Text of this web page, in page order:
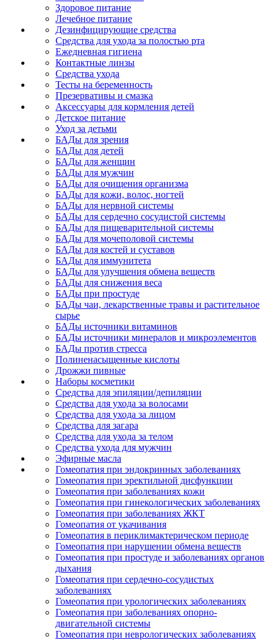
Здоровое питание
Лечебное питание
Дезинфицирующие средства
Средства для ухода за полостью рта
Ежедневная гигиена
Контактные линзы
Средства ухода
Тесты на беременность
Презервативы и смазка
Аксессуары для кормления детей
Детское питание
Уход за детьми
БАДы для зрения
БАДы для детей
БАДы для женщин
БАДы для мужчин
БАДы для очищения организма
БАДы для кожи, волос, ногтей
БАДы для нервной системы
БАДы для сердечно сосудистой системы
БАДы для пищеварительной системы
БАДы для мочеполовой системы
БАДы для костей и суставов
БАДы для иммунитета
БАДы для улучшения обмена веществ
БАДы для снижения веса
БАДы при простуде
БАДы чаи, лекарственные травы и растительное
сырье
БАДы источники витаминов
БАДы источники минералов и микроэлементов
БАДы против стресса
Полиненасыщенные кислоты
Дрожжи пивные
Наборы косметики
Средства для эпиляции/депиляции
Средства для ухода за волосами
Средства для ухода за лицом
Средства для загара
Средства для ухода за телом
Средства ухода для мужчин
Эфирные масла
Гомеопатия при эндокринных заболеваниях
Гомеопатия при эректильной дисфункции
Гомеопатия при заболеваниях кожи
Гомеопатия при гинекологических заболеваниях
Гомеопатия при заболеваниях ЖКТ
Гомеопатия от укачивания
Гомеопатия в периклимактерическом периоде
Гомеопатия при нарушении обмена веществ
Гомеопатия при простуде и заболеваниях органов
дыхания
Гомеопатия при сердечно-сосудистых
заболеваниях
Гомеопатия при урологических заболеваниях
Гомеопатия при заболеваниях опорно-
двигательной системы
Гомеопатия при неврологических заболеваниях